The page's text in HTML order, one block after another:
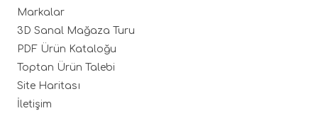
Markalar
3D Sanal Mağaza Turu
PDF Ürün Kataloğu
Toptan Ürün Talebi
Site Haritası
İletişim